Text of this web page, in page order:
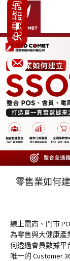
零售業如何
線上電商、門市
為零售與大健康產
何透過會員數據平
唯一的 Customer